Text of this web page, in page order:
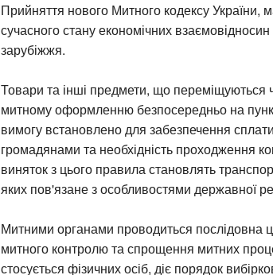
Прийняття нового Митного кодексу України,
сучасного стану економічних
зарубіжжя.
Товари та інші предмети, що переміщуються
митному оформленню безпосередньо на
вимогу встановлено для забезпечення
громадянами та необхідність проходження
виняток з цього правила становлять
яких пов'язане з особливостями державної
Митними органами проводиться послідовна
митного контролю та спрощення митних
стосується фізичних осіб, діє порядок